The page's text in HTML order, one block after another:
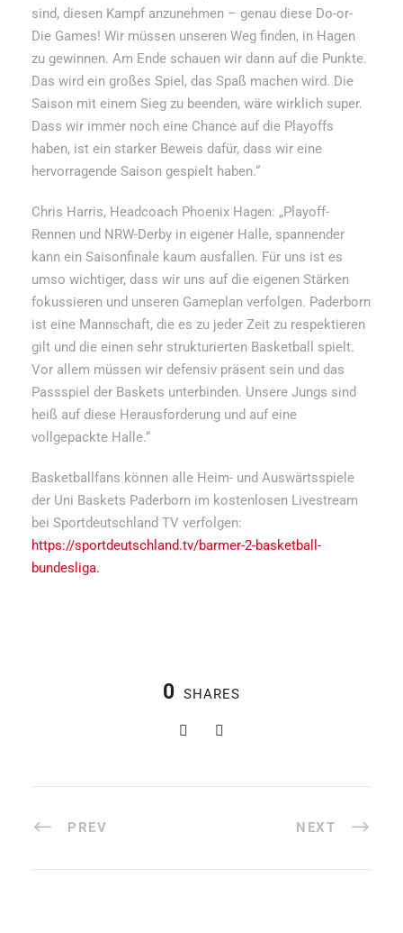
sind, diesen Kampf anzunehmen – genau diese Do-or-
Die Games! Wir müssen unseren Weg finden, in Hagen
zu gewinnen. Am Ende schauen wir dann auf die Punkte.
Das wird ein großes Spiel, das Spaß machen wird. Die
Saison mit einem Sieg zu beenden, wäre wirklich super.
Dass wir immer noch eine Chance auf die Playoffs
haben, ist ein starker Beweis dafür, dass wir eine
hervorragende Saison gespielt haben.“
Chris Harris, Headcoach Phoenix Hagen: „Playoff-
Rennen und NRW-Derby in eigener Halle, spannender
kann ein Saisonfinale kaum ausfallen. Für uns ist es
umso wichtiger, dass wir uns auf die eigenen Stärken
fokussieren und unseren Gameplan verfolgen. Paderborn
ist eine Mannschaft, die es zu jeder Zeit zu respektieren
gilt und die einen sehr strukturierten Basketball spielt.
Vor allem müssen wir defensiv präsent sein und das
Passspiel der Baskets unterbinden. Unsere Jungs sind
heiß auf diese Herausforderung und auf eine
vollgepackte Halle.“
Basketballfans können alle Heim- und Auswärtsspiele
der Uni Baskets Paderborn im kostenlosen Livestream
bei Sportdeutschland TV verfolgen:
https://sportdeutschland.tv/barmer-2-basketball-
bundesliga.
0 SHARES
PREV NEXT